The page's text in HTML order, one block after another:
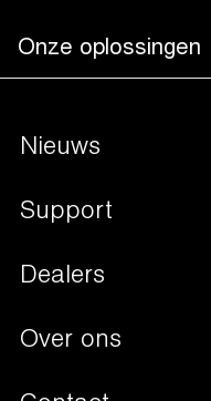
Vlees
Vis
Non-food
Valuta en documenten
Onze oplossingen
Besturingssystemen
Verpakkingsoplossingen
Soft air
Sous-vide koken
Navigation
Nieuws
Support
Dealers
Over ons